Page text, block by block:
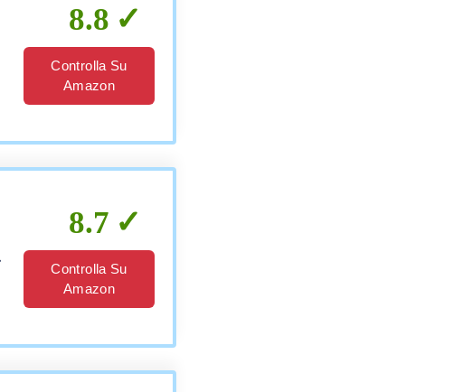
8.8
Controlla Su
Amazon
8.7
Controlla Su
Amazon